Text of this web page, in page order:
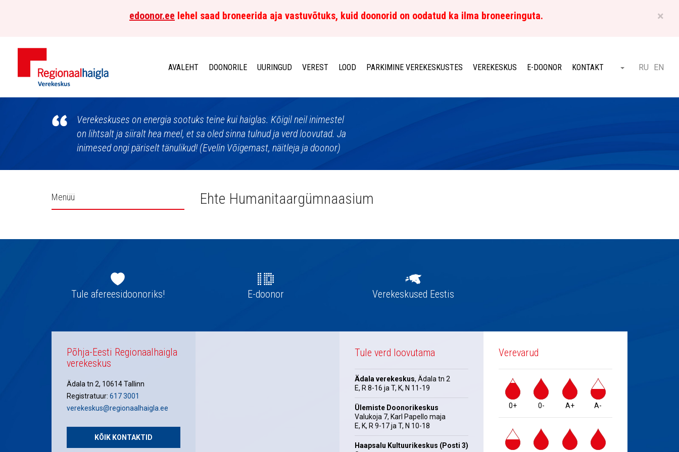
×
edoonor.ee lehel saad broneerida aja vastuvõtuks, kuid doonorid on oodatud ka ilma broneeringuta.
Põhja-
Regionaalhaigla
Verekeskus
AVALEHT DOONORILE UURINGUD VEREST LOOD PARKIMINE VEREKESKUSTES VEREKESKUS E-DOONOR KONTAKT Otsi ET
RU EN
Verekeskuses on energia sootuks teine kui haiglas. Kõigil neil inimestel
on lihtsalt ja siiralt hea meel, et sa oled sinna tulnud ja verd loovutad. Ja
inimesed ongi päriselt tänulikud! (Evelin Võigemast, näitleja ja doonor)
Külgpaani
Menüü Ehte Humanitaargümnaasium
navigatsioonTule afereesidoonoriks! E-doonor Verekeskused Eestis
Põhja-Eesti Regionaalhaigla
verekeskus
Ädala tn 2, 10614 Tallinn
Registratuur: 617 3001
verekeskus@regionaalhaigla.ee
KÕIK KONTAKTID
Tule verd loovutama
Ädala verekeskus, Ädala tn 2
E, R 8-16 ja T, K, N 11-19
Ülemiste Doonorikeskus
Valukoja 7, Karl Papello maja
E, K, R 9-17 ja T, N 10-18
Haapsalu Kultuurikeskus (Posti 3)
Verevarud
0+ 0- A+ A-